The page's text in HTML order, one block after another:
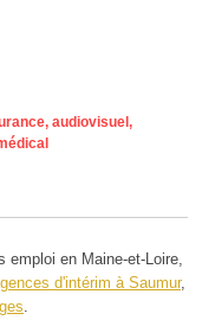
, audiovisuel,
emploi en Maine-et-Loire,
d'intérim à Saumur,